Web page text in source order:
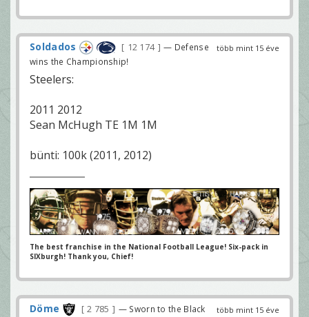
több mint 15 éve
Soldados 12 174
— Defense
wins the Championship!
Steelers:
2011 2012
Sean McHugh TE 1M 1M
bünti: 100k (2011, 2012)
The best franchise in the National Football League! Six-pack in
SIXburgh! Thank you, Chief!
több mint 15 éve
Döme 2 785 — Sworn to the Black